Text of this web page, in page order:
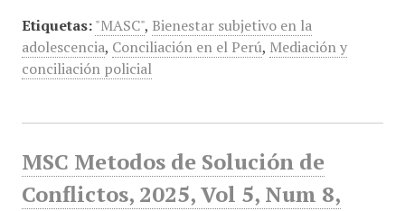
Etiquetas: "MASC", Bienestar subjetivo en la
adolescencia, Conciliación en el Perú, Mediación y
conciliación policial
MSC Metodos de Solución de
Conflictos, 2025, Vol 5, Num 8,